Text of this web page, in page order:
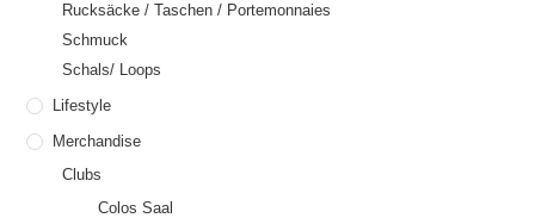
Rucksäcke / Taschen / Portemonnaies
Schmuck
Schals/ Loops
Lifestyle
Merchandise
Clubs
Colos Saal